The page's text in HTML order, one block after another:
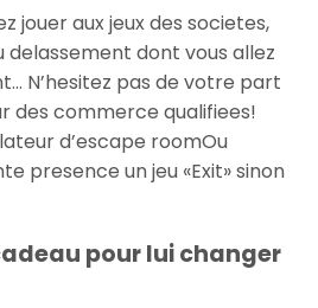
jouer aux jeux des societes,
delassement dont vous allez
N’hesitez pas de votre part
des commerce qualifiees!
d’escape roomOu
presence un jeu «Exit» sinon
pour lui changer